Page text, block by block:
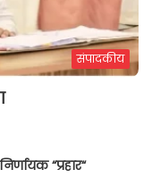
संपादकीय
“प्रहार“